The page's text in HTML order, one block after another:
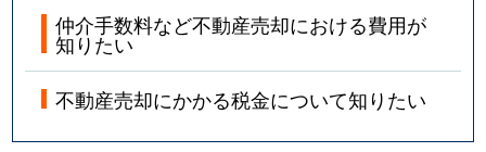
仲介手数料など不動産売却における費用が
知りたい
不動産売却にかかる税金について知りたい